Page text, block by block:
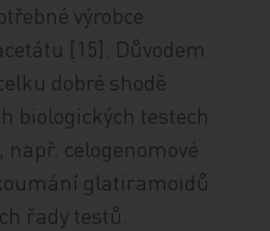
výrobce
[15]. Důvodem
dobré shodě
biologických testech
celogenomové
glatiramoidů
řady testů.